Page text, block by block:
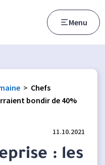
Menu
> Chefs
bondir de 40%
11.10.2021
: les